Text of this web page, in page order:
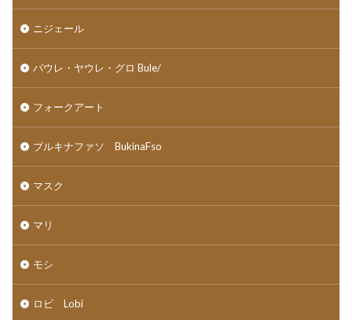
ニジェール
バウレ・ヤウレ・グロ Bule/
フォークアート
ブルキナファソ BukinaFso
マスク
マリ
モシ
ロビ Lobi